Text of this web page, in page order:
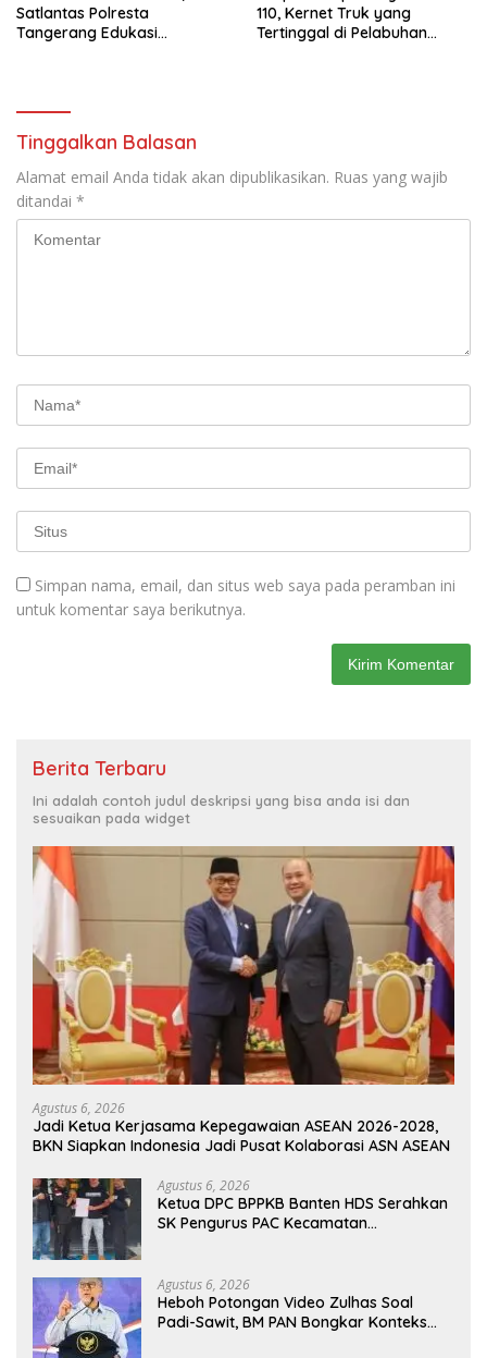
Satlantas Polresta
Tangerang Edukasi
110, Kernet Truk yang
Tertinggal di Pelabuhan
Tinggalkan Balasan
Alamat email Anda tidak akan dipublikasikan. Ruas yang wajib
ditandai *
Simpan nama, email, dan situs web saya pada peramban ini
untuk komentar saya berikutnya.
Berita Terbaru
Ini adalah contoh judul deskripsi yang bisa anda isi dan
sesuaikan pada widget
Agustus 6, 2026
Jadi Ketua Kerjasama Kepegawaian ASEAN 2026-2028,
BKN Siapkan Indonesia Jadi Pusat Kolaborasi ASN ASEAN
Agustus 6, 2026
Ketua DPC BPPKB Banten HDS Serahkan
SK Pengurus PAC Kecamatan
Agustus 6, 2026
Heboh Potongan Video Zulhas Soal
Padi-Sawit, BM PAN Bongkar Konteks